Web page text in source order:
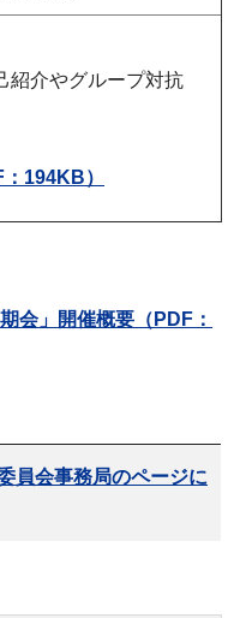
紹介やグループ対抗
194KB）
会」開催概要（PDF：
員会事務局のページに